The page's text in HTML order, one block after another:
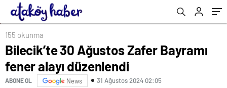
155 okunma
Bilecik’te 30 Ağustos Zafer Bayramı
fener alayı düzenlendi
ABONE OL News 31 Ağustos 2024 02:05